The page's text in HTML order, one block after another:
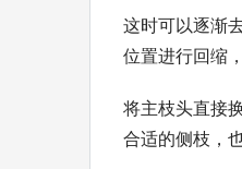
这时可以逐渐
位置进行回缩
将主枝头直接
合适的侧枝，